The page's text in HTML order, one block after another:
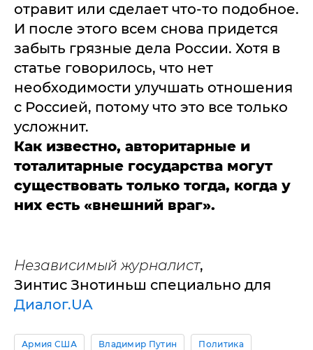
отравит или сделает что-то подобное.
И после этого всем снова придется
забыть грязные дела России. Хотя в
статье говорилось, что нет
необходимости улучшать отношения
с Россией, потому что это все только
усложнит.
Как известно, авторитарные и
тоталитарные государства могут
существовать только тогда, когда у
них есть «внешний враг».
Независимый журналист,
Зинтис Знотиньш специально для
Диалог.UA
Армия США Владимир Путин Политика